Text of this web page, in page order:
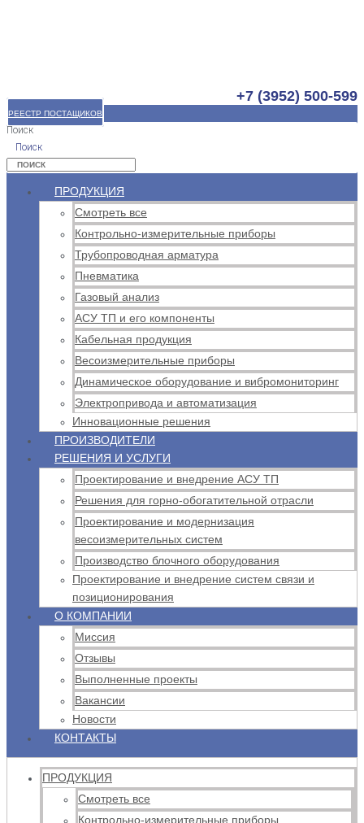
+7 (3952) 500-599
РЕЕСТР ПОСТАЩИКОВ
Поиск
Поиск
ПРОДУКЦИЯ
Смотреть все
Контрольно-измерительные приборы
Трубопроводная арматура
Пневматика
Газовый анализ
АСУ ТП и его компоненты
Кабельная продукция
Весоизмерительные приборы
Динамическое оборудование и вибромониторинг
Электропривода и автоматизация
Инновационные решения
ПРОИЗВОДИТЕЛИ
РЕШЕНИЯ И УСЛУГИ
Проектирование и внедрение АСУ ТП
Решения для горно-обогатительной отрасли
Проектирование и модернизация
весоизмерительных систем
Производство блочного оборудования
Проектирование и внедрение систем связи и
позиционирования
О КОМПАНИИ
Миссия
Отзывы
Выполненные проекты
Вакансии
Новости
КОНТАКТЫ
ПРОДУКЦИЯ
Смотреть все
Контрольно-измерительные приборы